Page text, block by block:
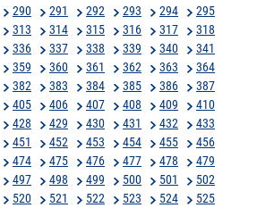
290 291 292 293 294
295
313 314 315 316 317
318
336 337 338 339 340
341
359 360 361 362 363
364
382 383 384 385 386
387
405 406 407 408 409
410
428 429 430 431 432
433
451 452 453 454 455
456
474 475 476 477 478
479
497 498 499 500 501
502
520 521 522 523 524
525